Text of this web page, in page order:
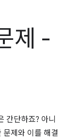
제 -
간단하죠? 아니
제와 이를 해결